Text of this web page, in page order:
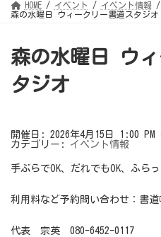
HOME イベント
イベント情報
森の水曜日 ウィークリー書道スタジオ
森の水曜日 ウ
タジオ
開催日: 2026年4月15日 1:00 PM
カテゴリー: イベント情報
手ぶらでOK、だれでもOK、ふら
利用料など予約問い合わせ：書
代表 宗英 080-6452-0117